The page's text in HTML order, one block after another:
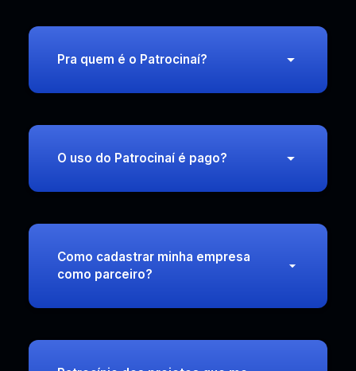
Pra quem é o Patrocinaí?
O uso do Patrocinaí é pago?
Como cadastrar minha empresa
como parceiro?